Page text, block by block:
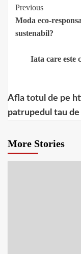
Continue
Reading
Previous
Moda eco-
sustenabil?
Iata care este
Afla totul de pe
patrupedul tau de
More Stories